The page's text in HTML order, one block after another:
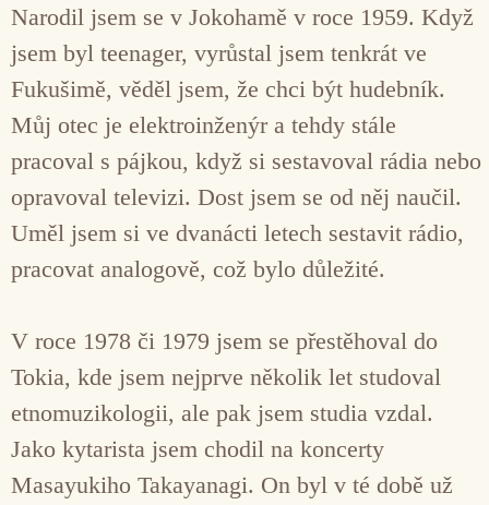
Narodil jsem se v Jokohamě v roce 1959. Když
jsem byl teenager, vyrůstal jsem tenkrát ve
Fukušimě, věděl jsem, že chci být hudebník.
Můj otec je elektroinženýr a tehdy stále
pracoval s pájkou, když si sestavoval rádia nebo
opravoval televizi. Dost jsem se od něj naučil.
Uměl jsem si ve dvanácti letech sestavit rádio,
pracovat analogově, což bylo důležité.
V roce 1978 či 1979 jsem se přestěhoval do
Tokia, kde jsem nejprve několik let studoval
etnomuzikologii, ale pak jsem studia vzdal.
Jako kytarista jsem chodil na koncerty
Masayukiho Takayanagi. On byl v té době už